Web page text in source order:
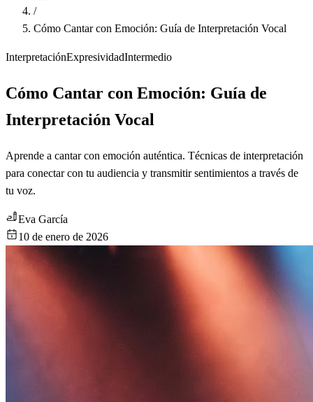
/
Cómo Cantar con Emoción: Guía de Interpretación Vocal
InterpretaciónExpresividadIntermedio
Cómo Cantar con Emoción: Guía de
Interpretación Vocal
Aprende a cantar con emoción auténtica. Técnicas de interpretación
para conectar con tu audiencia y transmitir sentimientos a través de
tu voz.
Eva García
10 de enero de 2026